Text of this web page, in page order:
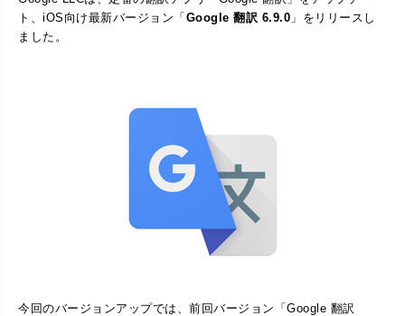
ト、iOS向け最新バージョン「Google 翻訳 6.9.0 」をリリースし
ました。
今回のバージョンアップでは、前回バージョン「Google 翻訳